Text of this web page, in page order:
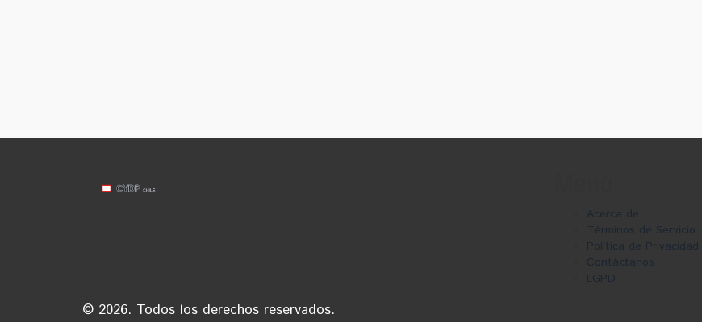
Acerca de
Términos de Servicio
Política de Privacidad
Contáctanos
LGPD
© 2026. Todos los derechos reservados.